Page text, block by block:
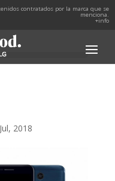
contratados por la marca que se
menciona.
+info
2018